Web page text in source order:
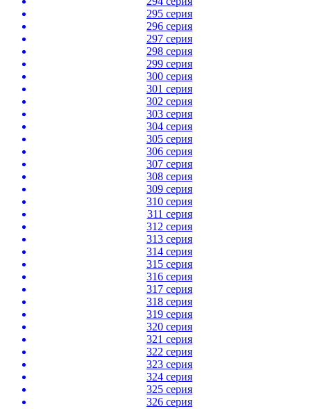
295 серия
296 серия
297 серия
298 серия
299 серия
300 серия
301 серия
302 серия
303 серия
304 серия
305 серия
306 серия
307 серия
308 серия
309 серия
310 серия
311 серия
312 серия
313 серия
314 серия
315 серия
316 серия
317 серия
318 серия
319 серия
320 серия
321 серия
322 серия
323 серия
324 серия
325 серия
326 серия